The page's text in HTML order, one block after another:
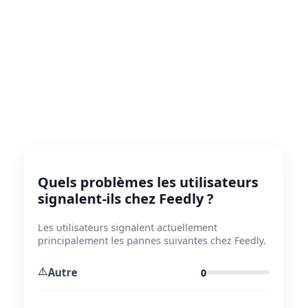
Quels problèmes les utilisateurs
signalent-ils chez Feedly ?
Les utilisateurs signalent actuellement
principalement les pannes suivantes chez Feedly.
⚠️Autre 0